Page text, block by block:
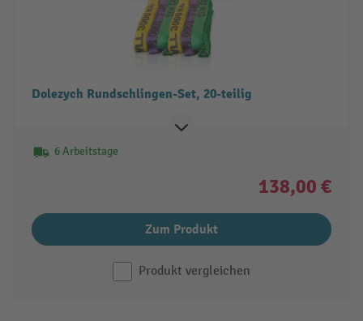
Dolezych Rundschlingen-Set, 20-teilig
6 Arbeitstage
138,00 €
Zum Produkt
Produkt vergleichen